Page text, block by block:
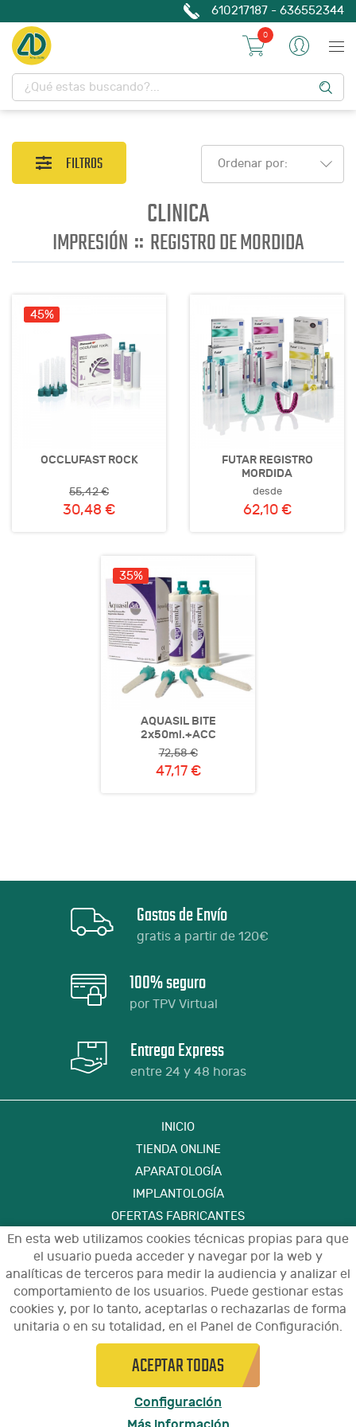
En esta web utilizamos cookies técnicas propias para que
el usuario pueda acceder y navegar por la web y
analíticas de terceros para medir la audiencia y analizar el
comportamiento de los usuarios. Puede gestionar estas
cookies y, por lo tanto, aceptarlas o rechazarlas de forma
unitaria o en su totalidad, en el Panel de Configuración.
ACEPTAR TODAS
Configuración
610217187 - 636552344
0
FILTROS Ordenar por:
CLINICA
IMPRESIÓN :: REGISTRO DE MORDIDA
45%
OCCLUFAST ROCK
55,42 €
30,48 €
FUTAR REGISTRO
MORDIDA
desde
62,10 €
35%
AQUASIL BITE
2x50ml.+ACC
72,58 €
47,17 €
Gastos de Envío
gratis a partir de 120€
100% seguro
por TPV Virtual
Entrega Express
entre 24 y 48 horas
INICIO
TIENDA ONLINE
APARATOLOGÍA
IMPLANTOLOGÍA
OFERTAS FABRICANTES
FORMACIÓN
CONTACTO
Aviso Legal
Política de Privacidad de Datos
Política de Cookies
Configuración de Cookies
Condiciones de Uso y Devoluciones
© 2021 - Diseño y programación por